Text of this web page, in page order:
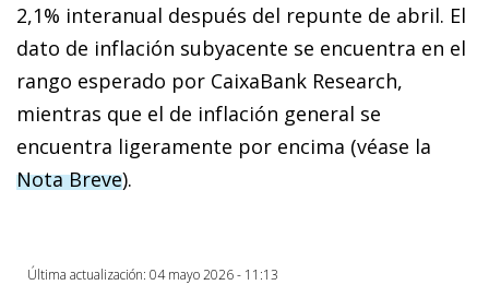
2,1% interanual después del repunte de abril. El
dato de inflación subyacente se encuentra en el
rango esperado por CaixaBank Research,
mientras que el de inflación general se
encuentra ligeramente por encima (véase la
Nota Breve).
Última actualización: 04 mayo 2026 - 11:13